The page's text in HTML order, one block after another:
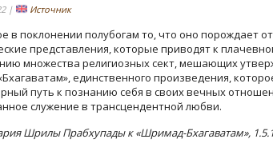
| Источник
в поклонении полубогам то, что оно порождает
представления, которые приводят к
множества религиозных сект, мешающих
единственного произведения,
путь к познанию себя в своих вечных
служение в трансцендентной любви.
Шрилы Прабхупады к «Шримад-Бхагаватам»,